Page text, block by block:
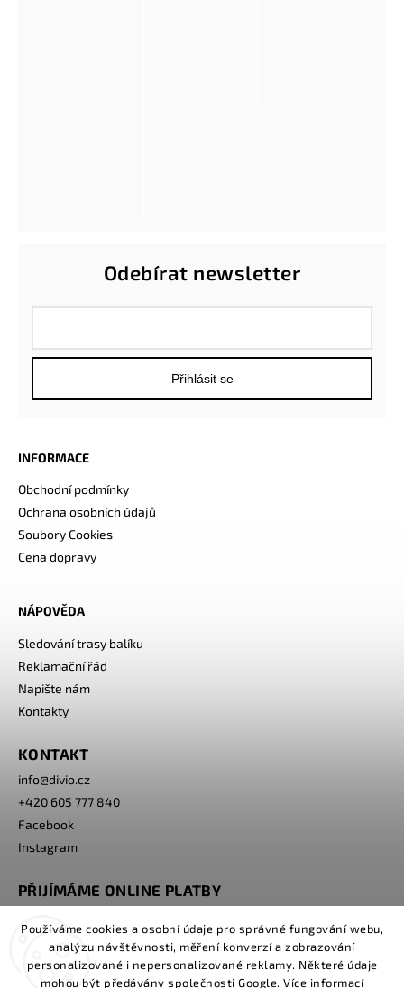
Používáme cookies a osobní údaje pro správné fungování webu,
analýzu návštěvnosti, měření konverzí a zobrazování
personalizované i nepersonalizované reklamy. Některé údaje
mohou být předávány společnosti Google. Více informací
INFORMACE
Obchodní podmínky
Ochrana osobních údajů
Soubory Cookies
Cena dopravy
NÁPOVĚDA
Sledování trasy balíku
Reklamační řád
Napište nám
Kontakty
Odebírat newsletter
Přihlásit se
KONTAKT
info@divio.cz
+420 605 777 840
Facebook
Instagram
PŘIJÍMÁME ONLINE PLATBY